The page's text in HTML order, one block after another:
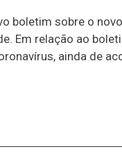
boletim sobre o
Em relação ao
ainda de